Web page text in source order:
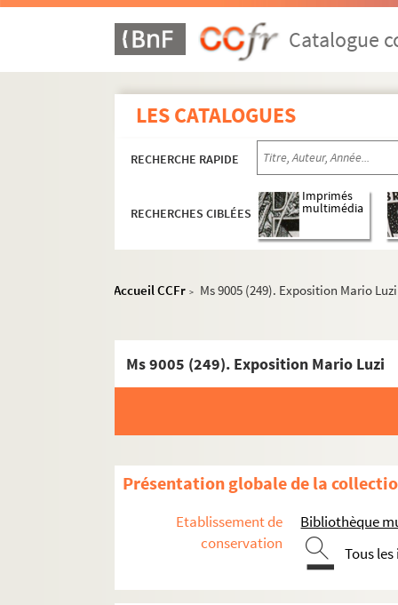
Catalogue
LES CATALOGUES
RECHERCHE RAPIDE
RECHERCHES CIBLÉES
Imprimés
multimédia
Accueil CCFr > Ms 9005 (249). Exposition Mario Luzi
Ms 9005 (249). Exposition Mario Luzi
Présentation globale de la
Etablissement de
conservation
Bibliothèque
Tous